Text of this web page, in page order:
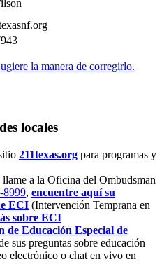
la manera de corregirlo.
locales
211texas.org para programas y
llame a la Oficina del Ombudsman
8999, encuentre aquí su
ECI (Intervención Temprana en
sobre ECI
Educación Especial de
sus preguntas sobre educación
electrónico o chat en vivo en